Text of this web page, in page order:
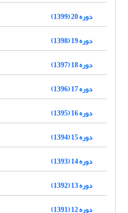
دوره 20 (1399)
دوره 19 (1398)
دوره 18 (1397)
دوره 17 (1396)
دوره 16 (1395)
دوره 15 (1394)
دوره 14 (1393)
دوره 13 (1392)
دوره 12 (1391)